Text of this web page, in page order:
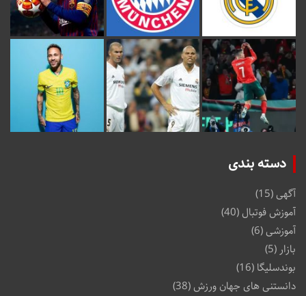
دسته بندی
آگهی(15)
آموزش فوتبال (40)
آموزشی(6)
بازار (5)
بوندسلیگا (16)
دانستنی های جهان ورزش(38)